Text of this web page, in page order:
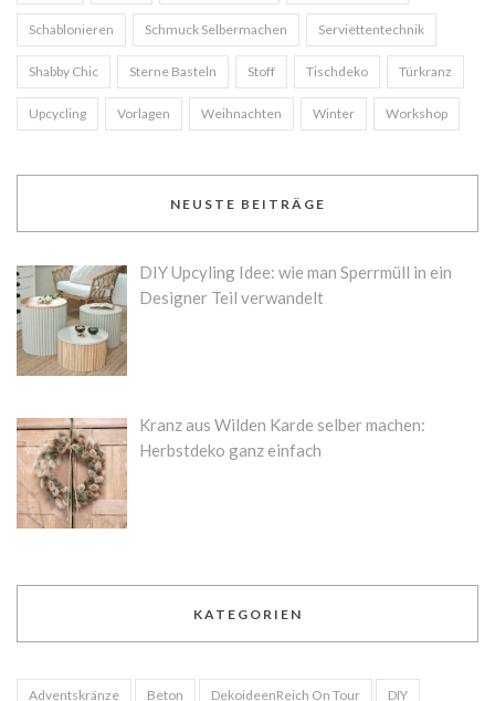
Schablonieren Schmuck Selbermachen Serviettentechnik
Shabby Chic Sterne Basteln Stoff Tischdeko Türkranz
Upcycling Vorlagen Weihnachten Winter Workshop
NEUSTE BEITRÄGE
DIY Upcyling Idee: wie man Sperrmüll in ein
Designer Teil verwandelt
Kranz aus Wilden Karde selber machen:
Herbstdeko ganz einfach
KATEGORIEN
Adventskränze Beton DekoideenReich On Tour DIY